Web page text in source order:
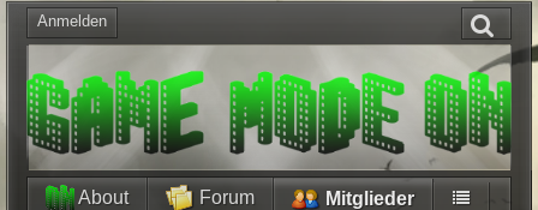
Anmelden
About Forum Mitglieder